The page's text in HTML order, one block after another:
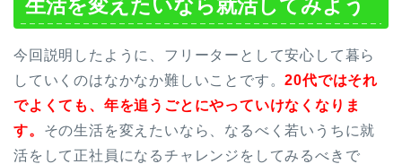
生活を変えたいなら就活してみよう
今回説明したように、フリーターとして安心して暮ら
していくのはなかなか難しいことです。20代ではそれ
でよくても、年を追うごとにやっていけなくなりま
す。 その生活を変えたいなら、なるべく若いうちに就
活をして正社員になるチャレンジをしてみるべきで